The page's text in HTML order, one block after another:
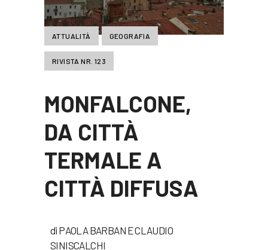
ATTUALITÀ GEOGRAFIA
RIVISTA NR. 123
MONFALCONE,
DA CITTÀ
TERMALE A
CITTÀ DIFFUSA
di PAOLA BARBAN E CLAUDIO
SINISCALCHI